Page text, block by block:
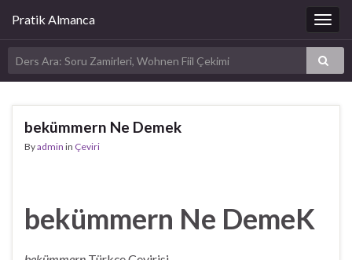
Pratik Almanca
bekümmern Ne Demek
Byadmin in Çeviri
bekümmern Ne DemeK